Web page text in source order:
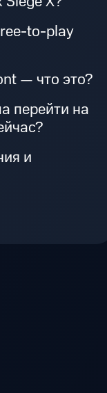
to-play
— что это?
перейти на
и